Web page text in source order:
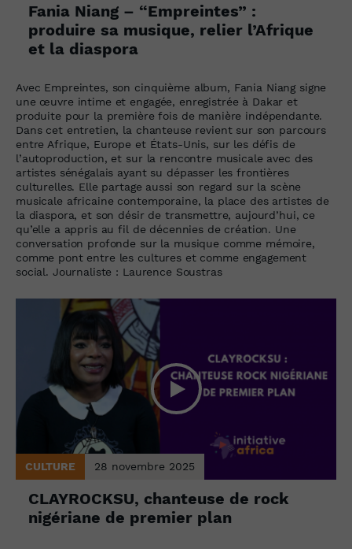
Fania Niang – “Empreintes” :
produire sa musique, relier l’Afrique
et la diaspora
Avec Empreintes, son cinquième album, Fania Niang signe
une œuvre intime et engagée, enregistrée à Dakar et
produite pour la première fois de manière indépendante.
Dans cet entretien, la chanteuse revient sur son parcours
entre Afrique, Europe et États-Unis, sur les défis de
l’autoproduction, et sur la rencontre musicale avec des
artistes sénégalais ayant su dépasser les frontières
culturelles. Elle partage aussi son regard sur la scène
musicale africaine contemporaine, la place des artistes de
la diaspora, et son désir de transmettre, aujourd’hui, ce
qu’elle a appris au fil de décennies de création. Une
conversation profonde sur la musique comme mémoire,
comme pont entre les cultures et comme engagement
social. Journaliste : Laurence Soustras
CULTURE 28 novembre 2025
CLAYROCKSU, chanteuse de rock
nigériane de premier plan